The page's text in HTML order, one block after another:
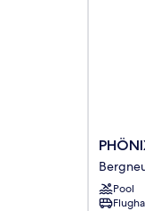
PHÖNIX
Hotel
Pool